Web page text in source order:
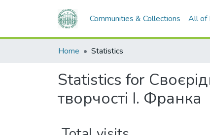
Communities & Collections All of
Home Statistics
Statistics for
творчості І. Франка